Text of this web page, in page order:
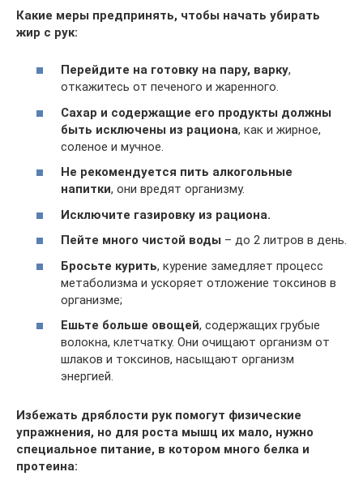
Какие меры предпринять, чтобы начать убирать
жир с рук:
Перейдите на готовку на пару, варку,
откажитесь от печеного и жаренного.
Сахар и содержащие его продукты должны
быть исключены из рациона, как и жирное,
соленое и мучное.
Не рекомендуется пить алкогольные
напитки, они вредят организму.
Исключите газировку из рациона.
Пейте много чистой воды – до 2 литров в день.
Бросьте курить, курение замедляет процесс
метаболизма и ускоряет отложение токсинов в
организме;
Ешьте больше овощей, содержащих грубые
волокна, клетчатку. Они очищают организм от
шлаков и токсинов, насыщают организм
энергией.
Избежать дряблости рук помогут физические
упражнения, но для роста мышц их мало, нужно
специальное питание, в котором много белка и
протеина: